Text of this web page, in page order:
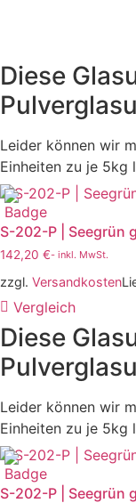
Diese
Leider können wir
Einheiten zu je 5kg
S-202-P | Seegrün
142,20 €- inkl. MwSt.
zzgl. Versandkosten
Vergleich
Diese
Leider können wir
Einheiten zu je 5kg
S-202-P | Seegrün